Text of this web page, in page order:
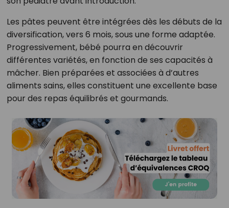
Les pâtes peuvent être intégrées dès les débuts de la
diversification, vers 6 mois, sous une forme adaptée.
Progressivement, bébé pourra en découvrir
différentes variétés, en fonction de ses capacités à
mâcher. Bien préparées et associées à d’autres
aliments sains, elles constituent une excellente base
pour des repas équilibrés et gourmands.